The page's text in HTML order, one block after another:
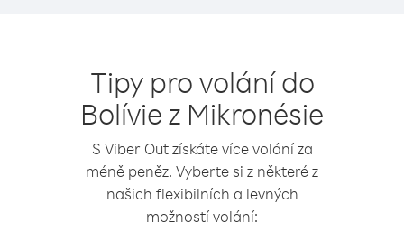
Tipy pro volání do
Bolívie z Mikronésie
S Viber Out získáte více volání za
méně peněz. Vyberte si z některé z
našich flexibilních a levných
možností volání: